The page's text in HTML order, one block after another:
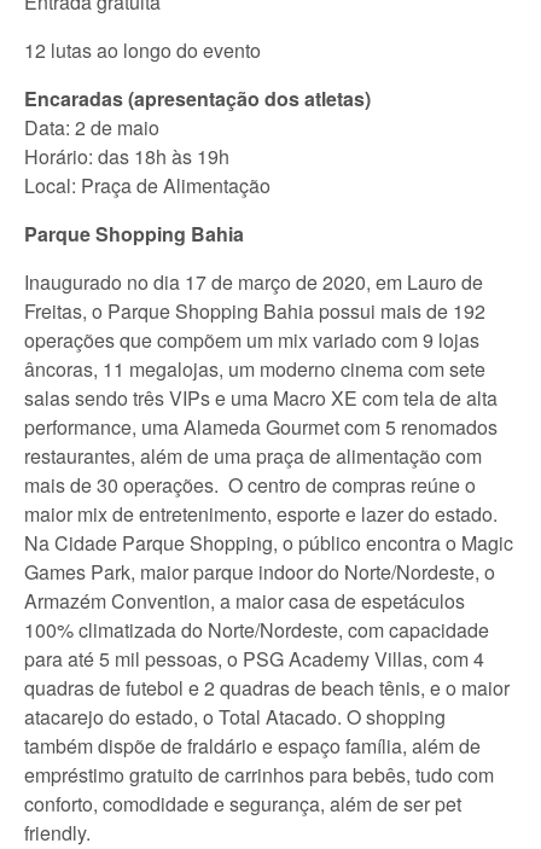
12 lutas ao longo do evento
Encaradas (apresentação dos atletas)
Data: 2 de maio
Horário: das 18h às 19h
Local: Praça de Alimentação
Parque Shopping Bahia
Inaugurado no dia 17 de março de 2020, em Lauro de
Freitas, o Parque Shopping Bahia possui mais de 192
operações que compõem um mix variado com 9 lojas
âncoras, 11 megalojas, um moderno cinema com sete
salas sendo três VIPs e uma Macro XE com tela de alta
performance, uma Alameda Gourmet com 5 renomados
restaurantes, além de uma praça de alimentação com
mais de 30 operações. O centro de compras reúne o
maior mix de entretenimento, esporte e lazer do estado.
Na Cidade Parque Shopping, o público encontra o Magic
Games Park, maior parque indoor do Norte/Nordeste, o
Armazém Convention, a maior casa de espetáculos
100% climatizada do Norte/Nordeste, com capacidade
para até 5 mil pessoas, o PSG Academy Villas, com 4
quadras de futebol e 2 quadras de beach tênis, e o maior
atacarejo do estado, o Total Atacado. O shopping
também dispõe de fraldário e espaço família, além de
empréstimo gratuito de carrinhos para bebês, tudo com
conforto, comodidade e segurança, além de ser pet
friendly.